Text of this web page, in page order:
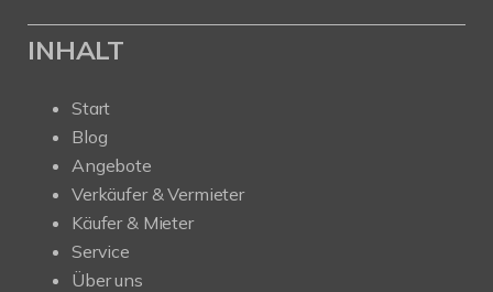
INHALT
Start
Blog
Angebote
Verkäufer & Vermieter
Käufer & Mieter
Service
Über uns